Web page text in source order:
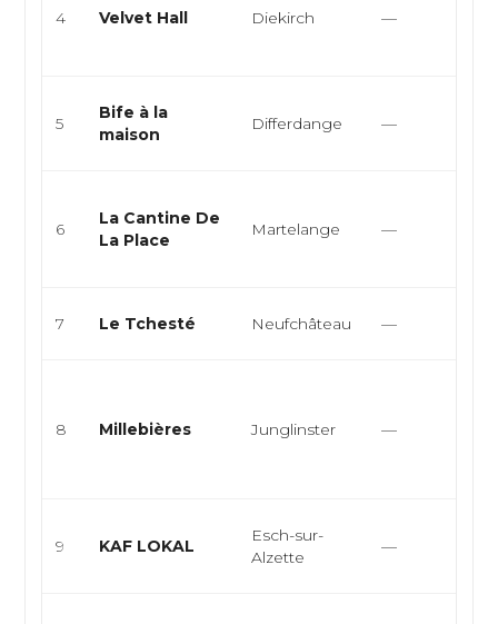
4 Velvet Hall Diekirch —
5
Bife à la
maison
Differdange —
6
La Cantine De
La Place
Martelange —
7 Le Tchesté Neufchâteau —
8 Millebières Junglinster —
9 KAF LOKAL
Esch-sur-
Alzette
—